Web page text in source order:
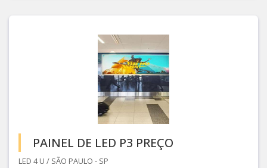
PAINEL DE LED P3 PREÇO
LED 4 U / SÃO PAULO - SP